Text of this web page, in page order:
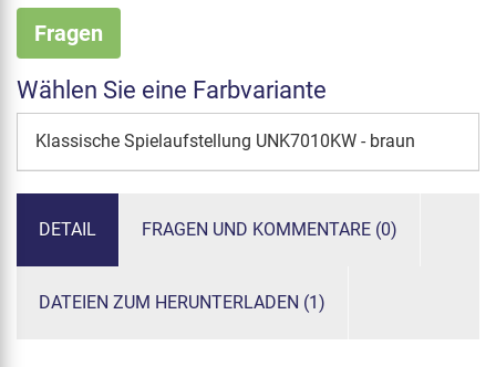
Fragen
Wählen Sie eine Farbvariante
Klassische Spielaufstellung UNK7010KW - braun
DETAIL FRAGEN UND KOMMENTARE (0)
DATEIEN ZUM HERUNTERLADEN (1)